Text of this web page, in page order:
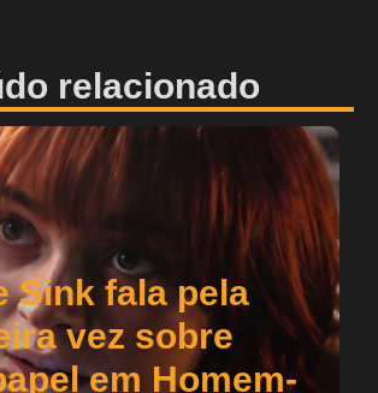
relacionado
Sink fala pela
vez sobre
em Homem-